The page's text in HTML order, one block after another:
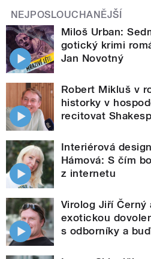
NEJPOSLOUCHANĚJŠÍ
Miloš Urban:
gotický krimi
Jan Novotný
Robert Mikluš v
historky v
recitovat
Interiérová
Hámová: S čím
z internetu
Virolog Jiří Černý
exotickou
s odborníky a